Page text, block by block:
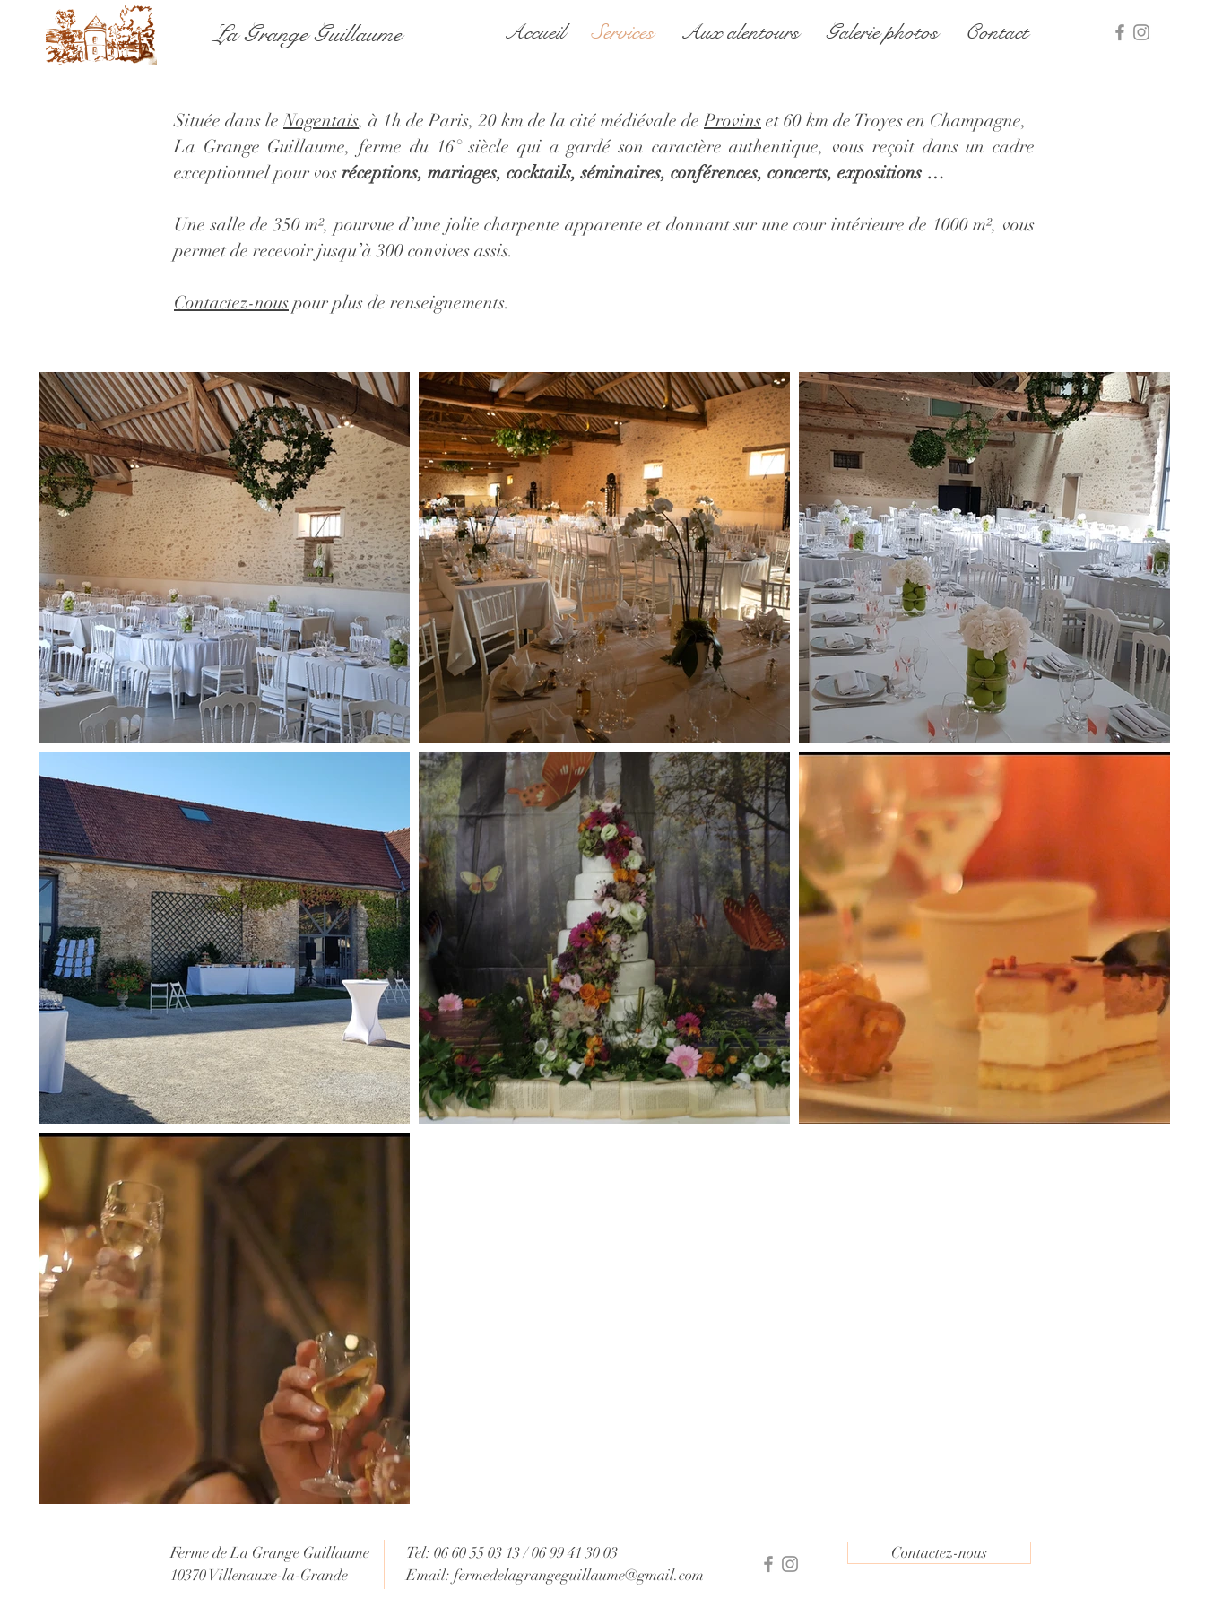
La Grange Guillaume Accueil Services Aux alentours Galerie photos Contact
Située dans leNogentais, à 1h de Paris, 20 km de la cité médiévale deProvins et 60 km de Troyes en Champagne,
La Grange Guillaume, ferme du 16° siècle qui a gardé son caractère authentique, vous reçoit dans un cadre
exceptionnel pour vos réceptions, mariages, cocktails, séminaires, conférences, concerts, expositions …
Une salle de 350 m², pourvue d’une jolie charpente apparente et donnant sur une cour intérieure de 1000 m², vous
permet de recevoir jusqu’à 300 convives assis.
Contactez-nouspour plus de renseignements.
Ferme de La Grange Guillaume
10370 Villenauxe-la-Grande
Tel: 06 60 55 03 13 / 06 99 41 30 03
Email: fermedelagrangeguillaume@gmail.com
Contactez-nous